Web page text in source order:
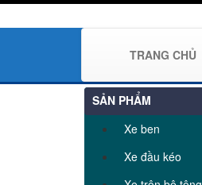
TRANG CHỦ
SẢN PHẨM
Xe ben
Xe đầu kéo